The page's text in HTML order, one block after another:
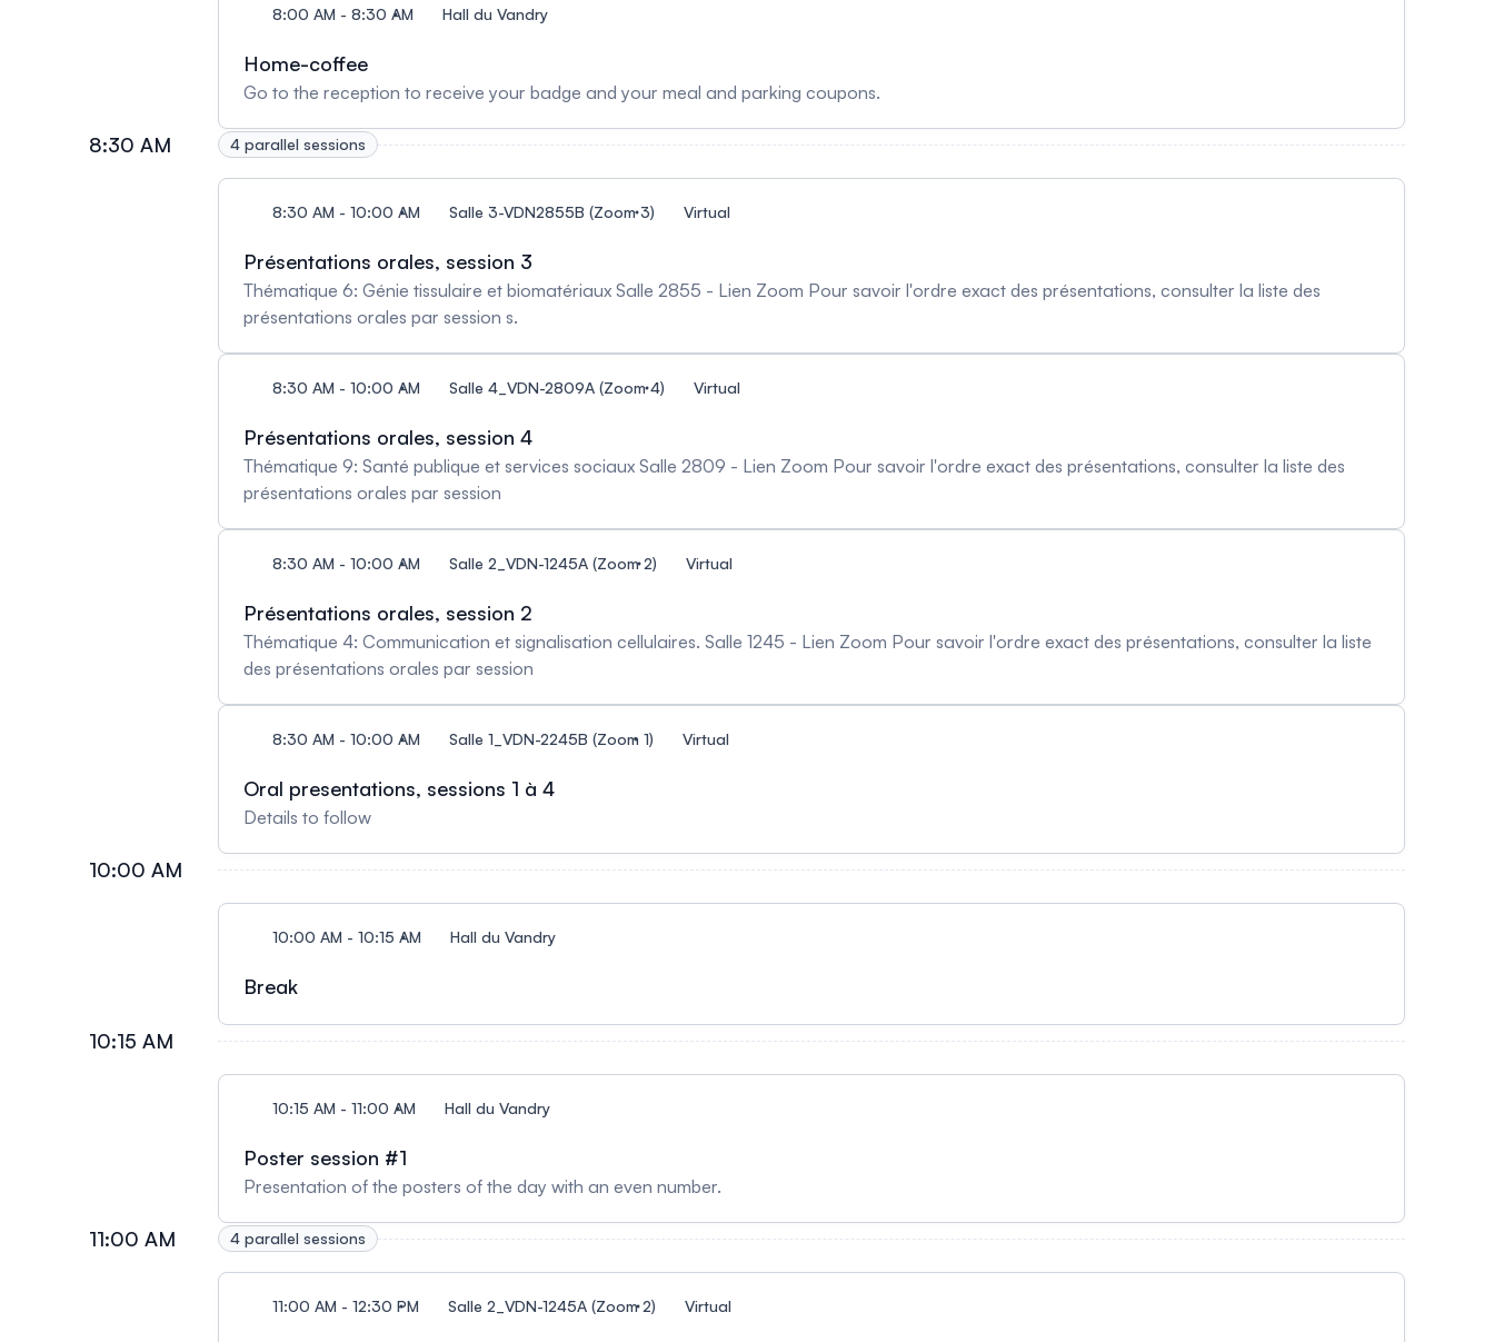
8:00 AM - 8:30 AM Hall du Vandry
Home-coffee
Go to the reception to receive your badge and your meal and parking coupons.
8:30 AM 4 parallel sessions
8:30 AM - 10:00 AM Salle 3-VDN2855B (Zoom 3) Virtual
Présentations orales, session 3
Thématique 6: Génie tissulaire et biomatériaux Salle 2855 - Lien Zoom Pour savoir l'ordre exact des présentations, consulter la liste des
présentations orales par session s.
8:30 AM - 10:00 AM Salle 4_VDN-2809A (Zoom 4) Virtual
Présentations orales, session 4
Thématique 9: Santé publique et services sociaux Salle 2809 - Lien Zoom Pour savoir l'ordre exact des présentations, consulter la liste des
présentations orales par session
8:30 AM - 10:00 AM Salle 2_VDN-1245A (Zoom 2) Virtual
Présentations orales, session 2
Thématique 4: Communication et signalisation cellulaires. Salle 1245 - Lien Zoom Pour savoir l'ordre exact des présentations, consulter la liste
des présentations orales par session
8:30 AM - 10:00 AM Salle 1_VDN-2245B (Zoom 1) Virtual
Oral presentations, sessions 1 à 4
Details to follow
10:00 AM
10:00 AM - 10:15 AM Hall du Vandry
Break
10:15 AM
10:15 AM - 11:00 AM Hall du Vandry
Poster session #1
Presentation of the posters of the day with an even number.
11:00 AM 4 parallel sessions
11:00 AM - 12:30 PM Salle 2_VDN-1245A (Zoom 2) Virtual